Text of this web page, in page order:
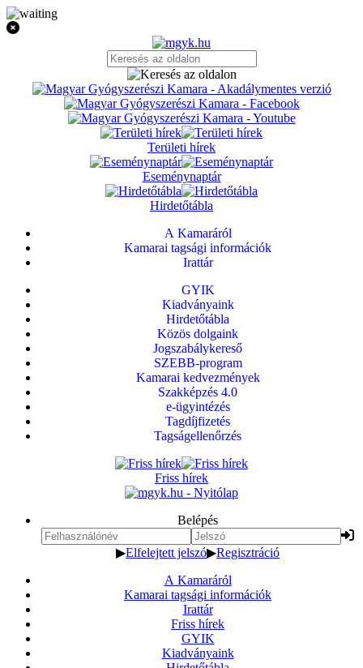
Területi hírek
Eseménynaptár
Hirdetőtábla
A Kamaráról
Kamarai tagsági információk
Irattár
GYIK
Kiadványaink
Hirdetőtábla
Közös dolgaink
Jogszabálykereső
SZEBB-program
Kamarai kedvezmények
Szakképzés 4.0
e-ügyintézés
Tagdíjfizetés
Tagságellenőrzés
Friss hírek
Belépés
▶Elfelejtett jelszó▶Regisztráció
A Kamaráról
Kamarai tagsági információk
Irattár
Friss hírek
GYIK
Kiadványaink